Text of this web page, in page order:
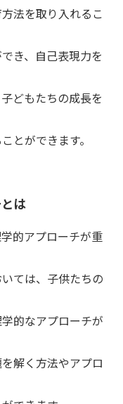
法を取り入れるこ
き、自己表現力を
どもたちの成長を
とができます。
は
的アプローチが重
ては、子供たちの
的なアプローチが
解く方法やアプロ